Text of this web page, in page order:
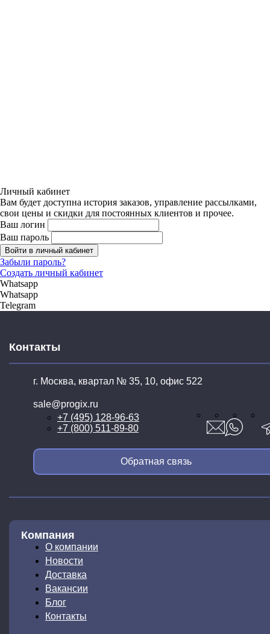
Контакты
г. Москва, квартал № 35, 10, офис 522
sale@progix.ru
+7 (495) 128-96-63
+7 (800) 511-89-80
Обратная связь
Компания
О компании
Новости
Доставка
Вакансии
Блог
Контакты
Личный кабинет
Вам будет доступна история заказов, управление рассылками,
свои цены и скидки для постоянных клиентов и прочее.
Ваш логин
Ваш пароль
Войти в личный кабинет
Забыли пароль?
Создать личный кабинет
Whatsapp
Whatsapp
Telegram